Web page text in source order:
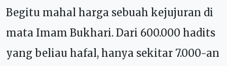
Begitu mahal harga sebuah kejujuran di
mata Imam Bukhari. Dari 600.000 hadits
yang beliau hafal, hanya sekitar 7.000-an